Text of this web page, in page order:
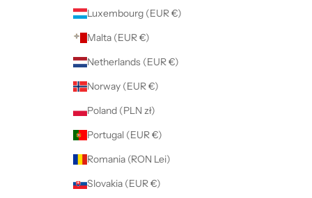
Luxembourg (EUR €)
Malta (EUR €)
Netherlands (EUR €)
Norway (EUR €)
Poland (PLN zł)
Portugal (EUR €)
Romania (RON Lei)
Slovakia (EUR €)